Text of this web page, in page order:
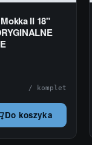
II 18"
/ komplet
Do koszyka